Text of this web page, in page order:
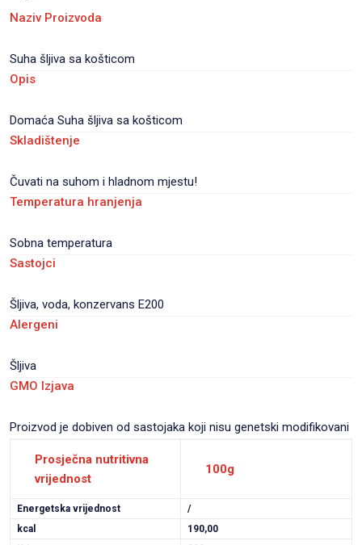
količina
Naziv Proizvoda
Suha šljiva sa košticom
Opis
Domaća Suha šljiva sa košticom
Skladištenje
Čuvati na suhom i hladnom mjestu!
Temperatura hranjenja
Sobna temperatura
Sastojci
Šljiva, voda, konzervans E200
Alergeni
Šljiva
GMO Izjava
Proizvod je dobiven od sastojaka koji nisu genetski modifikovani
Prosječna nutritivna
vrijednost
100g
Energetska vrijednost
/
kcal
190,00